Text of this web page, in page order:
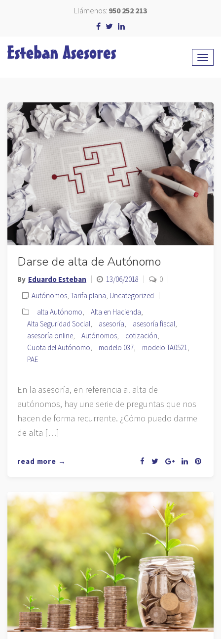
Llámenos: 950 252 213
Darse de alta de Autónomo
By Eduardo Esteban 13/06/2018
0
Autónomos, Tarifa plana, Uncategorized
alta Autónomo, Alta en Hacienda,
Alta Seguridad Social, asesoría, asesoría fiscal,
asesoría online, Autónomos, cotización,
Cuota del Autónomo, modelo 037, modelo TA0521,
PAE
En la asesoría, en referencia al alta de
autónomos, hay una serie de preguntas que nos
hacen de forma recurrente. ¿Cómo puedo darme
de alta […]
read more →